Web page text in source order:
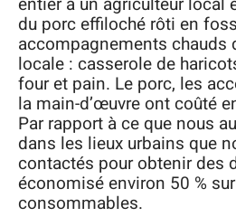
du porc effiloché rôti en
accompagnements chauds
locale : casserole de
four et pain. Le porc, les
la main-d’œuvre ont coûté
Par rapport à ce que nous
dans les lieux urbains que
contactés pour obtenir des
économisé environ 50 %
consommables.